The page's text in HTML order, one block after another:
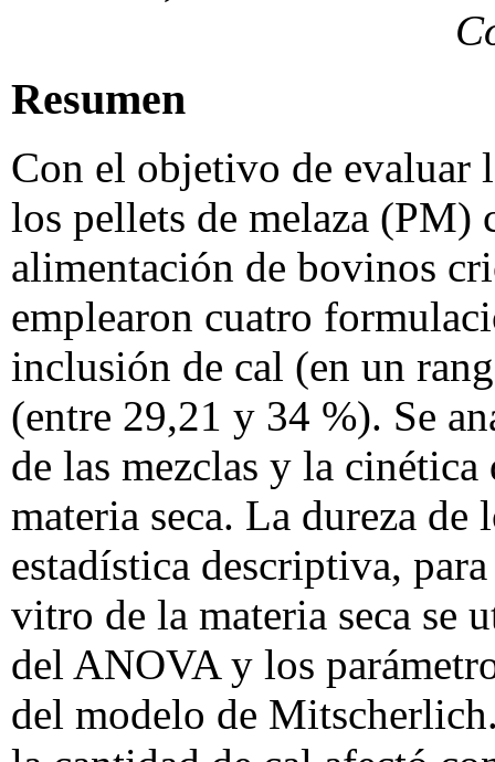
Resumen
Con el objetivo de evaluar
los pellets de melaza (PM)
alimentación de bovinos
emplearon cuatro
inclusión de cal (en un
(entre 29,21 y 34 %). Se
de las mezclas y la
materia seca. La dureza
estadística descriptiva,
vitro de la materia seca se
del ANOVA y los
del modelo de